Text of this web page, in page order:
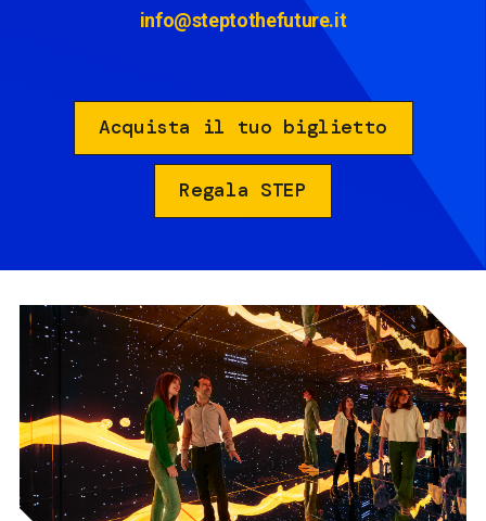
info@steptothefuture.it
Acquista il tuo biglietto
Regala STEP